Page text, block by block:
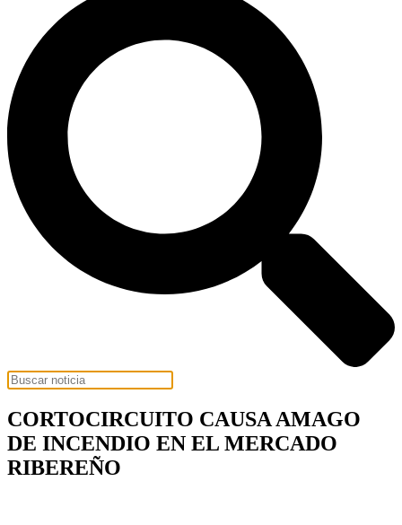
CORTOCIRCUITO CAUSA AMAGO
DE INCENDIO EN EL MERCADO
RIBEREÑO